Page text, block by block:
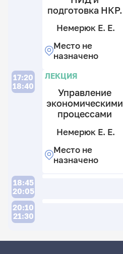
подготовка НКР.
Немерюк Е. Е.
Место не
назначено
17:20
18:40
ЛЕКЦИЯ
Управление
экономическими
процессами
Немерюк Е. Е.
Место не
назначено
18:45
20:05
20:10
21:30